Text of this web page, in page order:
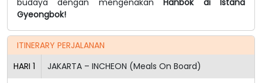
Gyeongbok!
ITINERARY PERJALANAN
HARI 1 JAKARTA – INCHEON (Meals On Board)